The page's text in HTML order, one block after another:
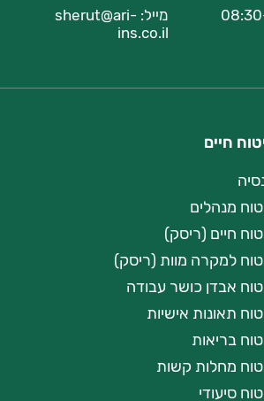
פעילות:08:30-
מייל: sherut@ari-
ins.co.il
חיים
מנהלים
חיים (ריסק)
למקרה מוות (ריסק)
אבדן כושר עבודה
תאונות אישיות
בריאות
מחלות קשות
סיעודי